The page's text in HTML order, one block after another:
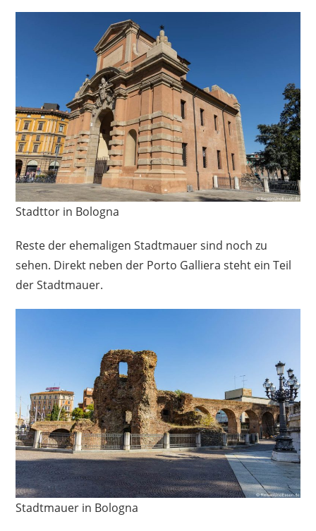
Stadttor in Bologna
Reste der ehemaligen Stadtmauer sind noch zu
sehen. Direkt neben der Porto Galliera steht ein Teil
der Stadtmauer.
Stadtmauer in Bologna